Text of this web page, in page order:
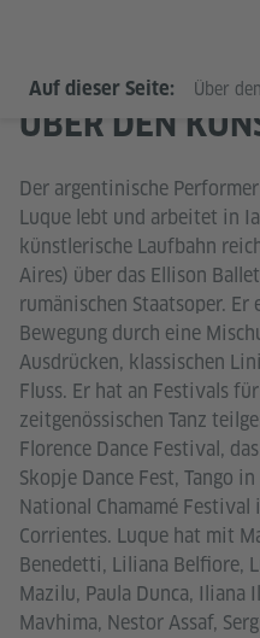
Auf dieser Seite: Über
ÜBER DEN
Der argentinische
Luque lebt und arbeitet in
künstlerische Laufbahn
Aires) über das Ellison
rumänischen Staatsoper.
Bewegung durch eine
Ausdrücken, klassischen
Fluss. Er hat an Festivals
zeitgenössischen Tanz
Florence Dance Festival,
Skopje Dance Fest, Tango
National Chamamé
Corrientes. Luque hat mit
Benedetti, Liliana Belfiore,
Mazilu, Paula Dunca, Iliana
Mavhima, Nestor Assaf,